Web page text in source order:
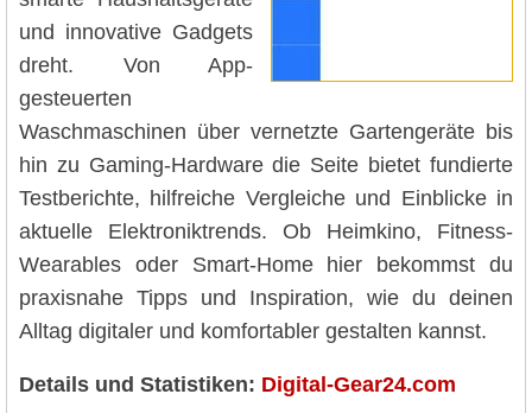
und innovative Gadgets
dreht. Von App-
gesteuerten
Waschmaschinen über vernetzte Gartengeräte bis
hin zu Gaming-Hardware die Seite bietet fundierte
Testberichte, hilfreiche Vergleiche und Einblicke in
aktuelle Elektroniktrends. Ob Heimkino, Fitness-
Wearables oder Smart-Home hier bekommst du
praxisnahe Tipps und Inspiration, wie du deinen
Alltag digitaler und komfortabler gestalten kannst.
Details und Statistiken: Digital-Gear24.com